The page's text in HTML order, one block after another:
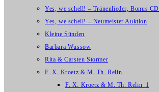
Yes, we schell! – Tränenlieder, Bonus CD
Yes, we schell! – Neumeister Auktion
Kleine Sünden
Barbara Wussow
Rita & Carsten Stormer
F. X. Kroetz & M. Th. Relin
F. X. Kroetz & M. Th. Relin_1